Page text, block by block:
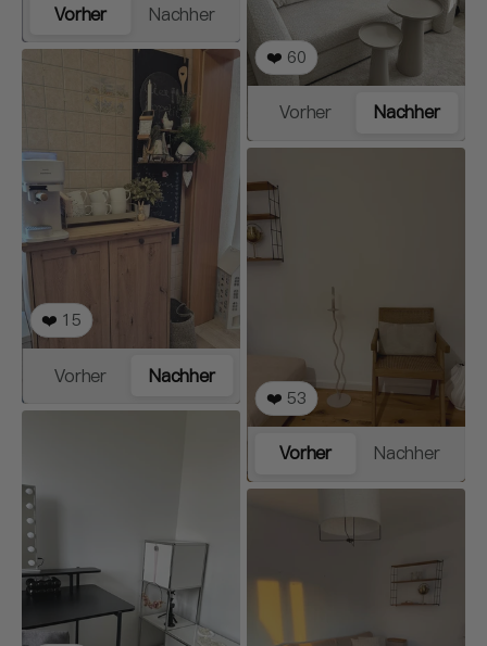
Vorher Nachher
❤️ 15
Vorher Nachher
❤️ 60
Vorher Nachher
❤️ 53
Vorher Nachher